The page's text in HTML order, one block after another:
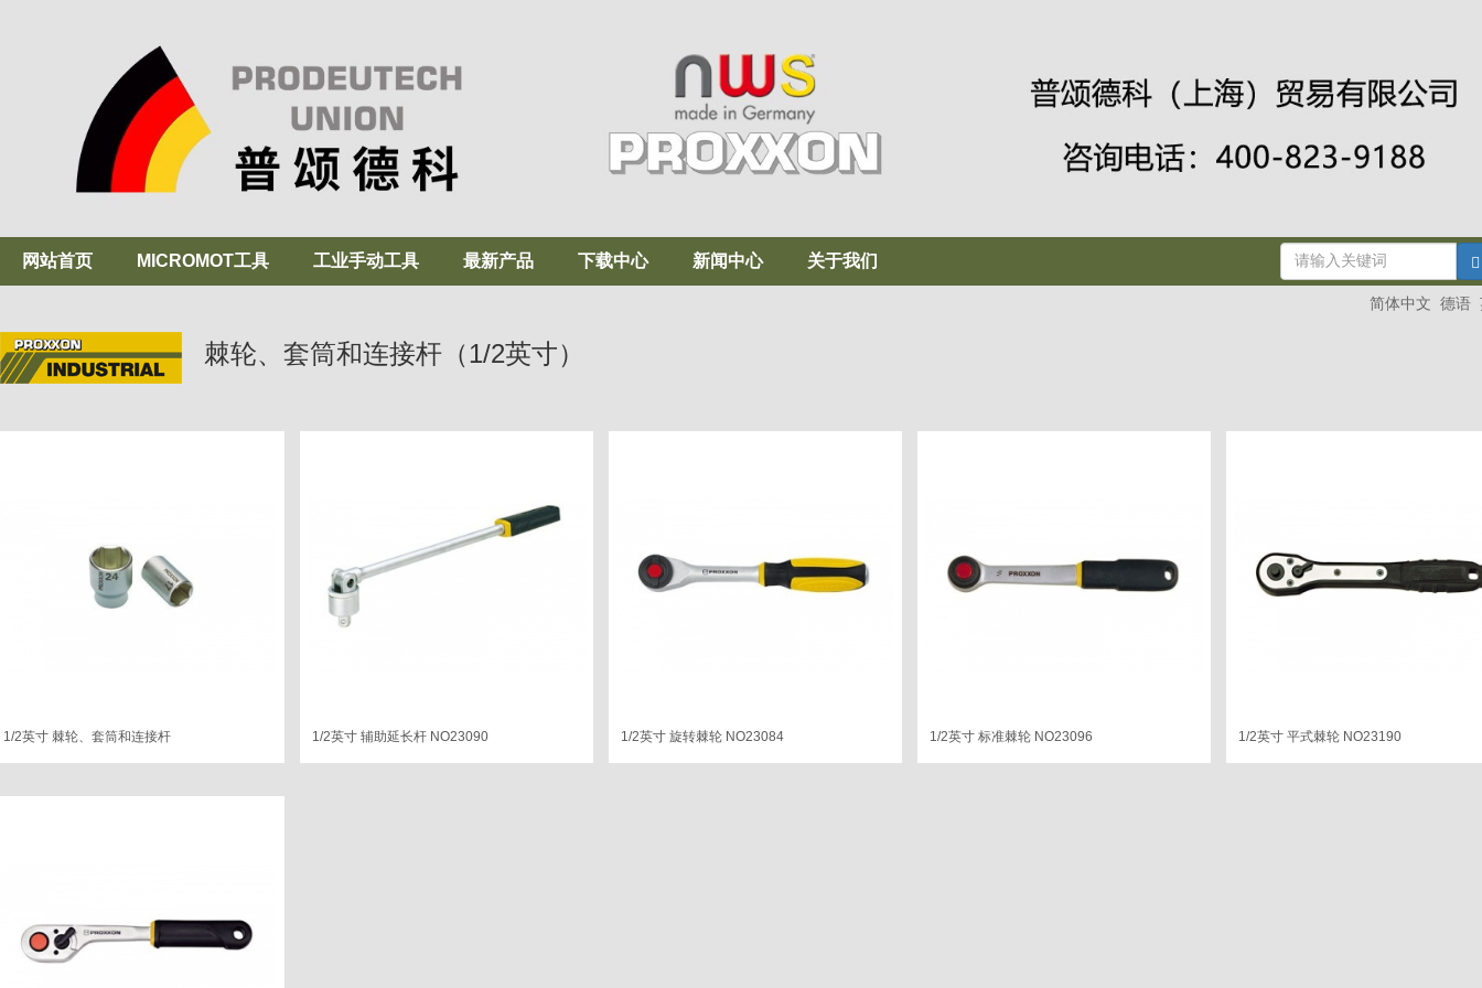
网站首页 MICROMOT工具 工业手动工具 最新产品 下载中心 新闻中心 关于我们
简体中文 德语
棘轮、套筒和连接杆（1/2英寸）
1/2英寸 棘轮、套筒和连接杆 1/2英寸 辅助延长杆 NO23090 1/2英寸 旋转棘轮 NO23084 1/2英寸 标准棘轮 NO23096 1/2英寸 平式棘轮 NO23190